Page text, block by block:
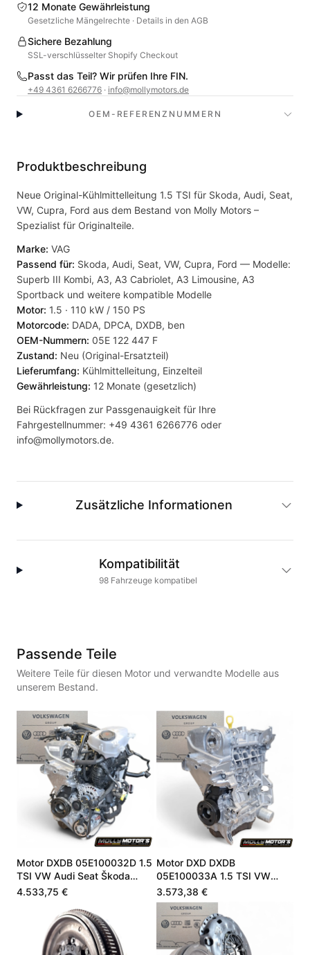
12 Monate Gewährleistung
Gesetzliche Mängelrechte · Details in den AGB
Sichere Bezahlung
SSL-verschlüsselter Shopify Checkout
Passt das Teil? Wir prüfen Ihre FIN.
+49 4361 6266776 · info@mollymotors.de
OEM-REFERENZNUMMERN
Produktbeschreibung
Neue Original-Kühlmittelleitung 1.5 TSI für Skoda, Audi, Seat,
VW, Cupra, Ford aus dem Bestand von Molly Motors –
Spezialist für Originalteile.
Marke: VAG
Passend für: Skoda, Audi, Seat, VW, Cupra, Ford — Modelle:
Superb III Kombi, A3, A3 Cabriolet, A3 Limousine, A3
Sportback und weitere kompatible Modelle
Motor: 1.5 · 110 kW / 150 PS
Motorcode: DADA, DPCA, DXDB, ben
OEM-Nummern: 05E 122 447 F
Zustand: Neu (Original-Ersatzteil)
Lieferumfang: Kühlmittelleitung, Einzelteil
Gewährleistung: 12 Monate (gesetzlich)
Bei Rückfragen zur Passgenauigkeit für Ihre
Fahrgestellnummer: +49 4361 6266776 oder
info@mollymotors.de.
Zusätzliche Informationen
Kompatibilität
98 Fahrzeuge kompatibel
Passende Teile
Weitere Teile für diesen Motor und verwandte Modelle aus
unserem Bestand.
Motor DXDB 05E100032D 1.5
TSI VW Audi Seat Škoda
Superb A3
4.533,75 €
Motor DXD DXDB
05E100033A 1.5 TSI VW
Audi Seat Skoda Cupra
3.573,38 €